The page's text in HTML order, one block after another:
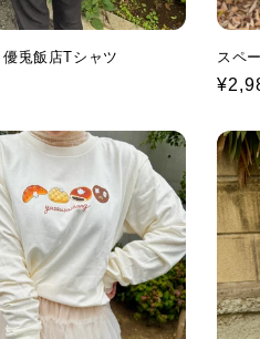
兎飯店Tシャツ スペ